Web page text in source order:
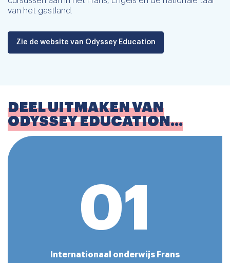
van het gastland.
Zie de website van Odyssey Education
DEEL UITMAKEN VAN
ODYSSEY EDUCATION...
01
Internationaal onderwijs Frans